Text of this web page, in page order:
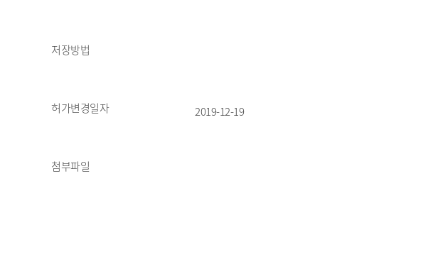
저장방법
허가변경일자 2019-12-19
첨부파일